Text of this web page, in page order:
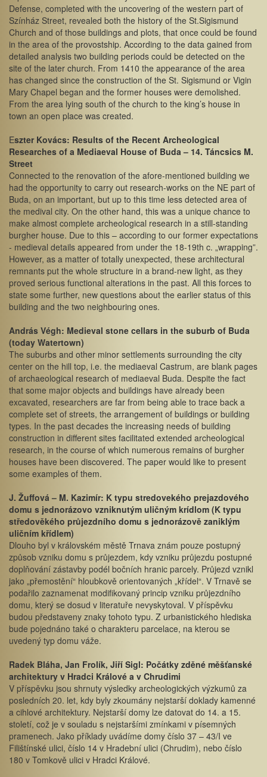
Defense, completed with the uncovering of the western part of
Színház Street, revealed both the history of the St.Sigismund
Church and of those buildings and plots, that once could be found
in the area of the provostship. According to the data gained from
detailed analysis two building periods could be detected on the
site of the later church. From 1410 the appearance of the area
has changed since the construction of the St. Sigismund or Vigin
Mary Chapel began and the former houses were demolished.
From the area lying south of the church to the king’s house in
town an open place was created.
Eszter Kovács: Results of the Recent Archeological
Researches of a Mediaeval House of Buda – 14. Táncsics M.
Street
Connected to the renovation of the afore-mentioned building we
had the opportunity to carry out research-works on the NE part of
Buda, on an important, but up to this time less detected area of
the medival city. On the other hand, this was a unique chance to
make almost complete archeological research in a still-standing
burgher house. Due to this – according to our former expectations
- medieval details appeared from under the 18-19th c. „wrapping”.
However, as a matter of totally unexpected, these architectural
remnants put the whole structure in a brand-new light, as they
proved serious functional alterations in the past. All this forces to
state some further, new questions about the earlier status of this
building and the two neighbouring ones.
András Végh: Medieval stone cellars in the suburb of Buda
(today Watertown)
The suburbs and other minor settlements surrounding the city
center on the hill top, i.e. the mediaeval Castrum, are blank pages
of archaeological research of mediaeval Buda. Despite the fact
that some major objects and buildings have already been
excavated, researchers are far from being able to trace back a
complete set of streets, the arrangement of buildings or building
types. In the past decades the increasing needs of building
construction in different sites facilitated extended archeological
research, in the course of which numerous remains of burgher
houses have been discovered. The paper would like to present
some examples of them.
J. Žuffová – M. Kazimír: K typu stredovekého prejazdového
domu s jednorázovo vzniknutým uličným krídlom (K typu
středověkého průjezdního domu s jednorázově zaniklým
uličním křídlem)
Dlouho byl v královském městě Trnava znám pouze postupný
způsob vzniku domu s průjezdem, kdy vzniku průjezdu postupné
doplňování zástavby podél bočních hranic parcely. Průjezd vznikl
jako „přemostění“ hloubkově orientovaných „křídel“. V Trnavě se
podařilo zaznamenat modifikovaný princip vzniku průjezdního
domu, který se dosud v literatuře nevyskytoval. V příspěvku
budou představeny znaky tohoto typu. Z urbanistického hlediska
bude pojednáno také o charakteru parcelace, na kterou se
uvedený typ domu váže.
Radek Bláha, Jan Frolík, Jiří Sigl: Počátky zděné měšťanské
architektury v Hradci Králové a v Chrudimi
V příspěvku jsou shrnuty výsledky archeologických výzkumů za
posledních 20. let, kdy byly zkoumány nejstarší doklady kamenné
a cihlové architektury. Nejstarší domy lze datovat do 14. a 15.
století, což je v souladu s nejstaršími zmínkami v písemných
pramenech. Jako příklady uvádíme domy číslo 37 – 43/I ve
Filištínské ulici, číslo 14 v Hradební ulici (Chrudim), nebo číslo
180 v Tomkově ulici v Hradci Králové.